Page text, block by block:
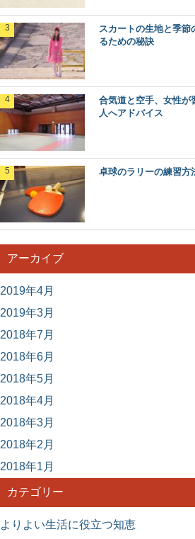
スカートの生地と季
るための秘訣
合気道と空手、女性が
人へアドバイス
卓球のラリーの練習方
アーカイブ
2019年4月
2019年3月
2018年7月
2018年6月
2018年5月
2018年4月
2018年3月
2018年2月
2018年1月
カテゴリー
よりよい生活に役立つ知恵